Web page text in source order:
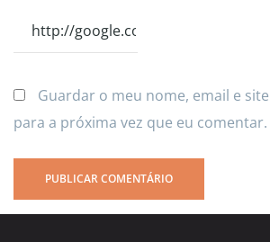
Guardar o meu nome, email e
para a próxima vez que eu comentar.